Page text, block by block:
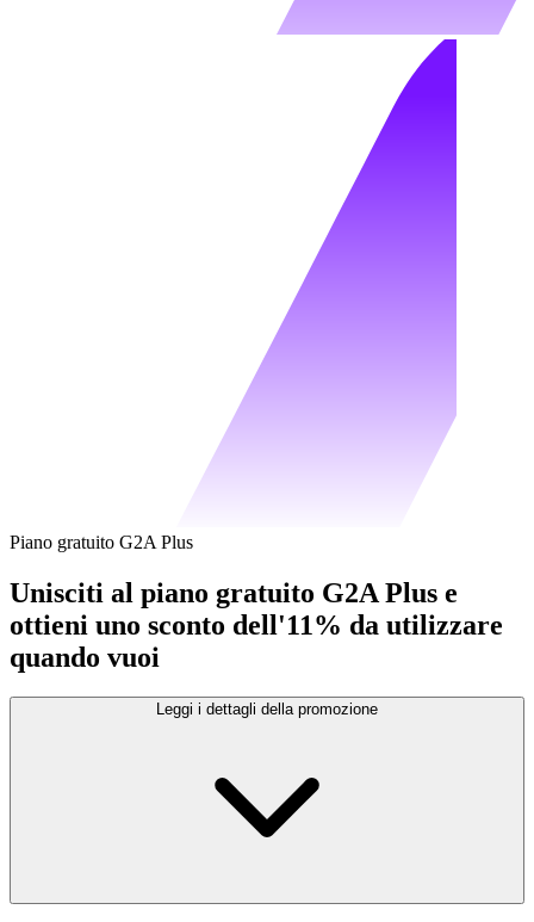
Piano gratuito G2A Plus
Unisciti al piano gratuito G2A Plus e
ottieni uno sconto dell'11% da utilizzare
quando vuoi
Leggi i dettagli della promozione